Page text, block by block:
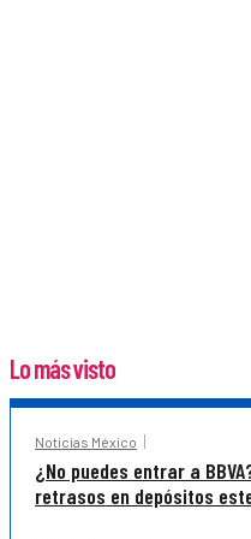
Lo más visto
Noticias México
¿No puedes entrar a
retrasos en depósitos